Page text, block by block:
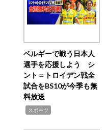
ベルギーで戦う日本人
選手を応援しよう シ
ント＝トロイデン戦全
試合をBS10が今季も無
料放送
スポーツ